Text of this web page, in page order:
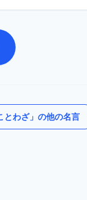
とわざ」の他の名言